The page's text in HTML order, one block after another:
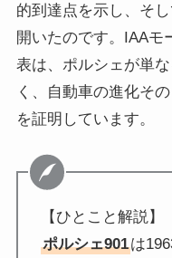
的到達点を示し、そ
開いたのです。IAAモ
表は、ポルシェが単
く、自動車の進化そ
を証明しています。
【ひとこと解説】
ポルシェ901は